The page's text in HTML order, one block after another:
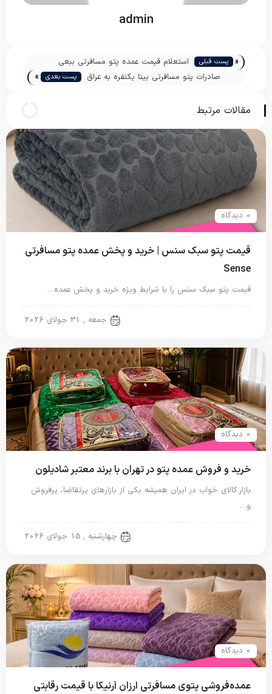
admin
« پست قبلی
استعلام قیمت عمده پتو مسافرتی ببعی
دونفره
صادرات پتو مسافرتی بیتا یکنفره به عراق پست بعدی »
مقالات مرتبط
0 دیدگاه
قیمت پتو سبک سنس | خرید و پخش عمده پتو مسافرتی
Sense
قیمت پتو سبک سنس را با شرایط ویژه خرید و پخش عمده…
جمعه , 31 جولای 2026
0 دیدگاه
خرید و فروش عمده پتو در تهران با برند معتبر شادیلون
بازار کالای خواب در ایران همیشه یکی از بازارهای پرتقاضا، پرفروش
و…
چهارشنبه , 15 جولای 2026
0 دیدگاه
عمده‌فروشی پتوی مسافرتی ارزان آرنیکا با قیمت رقابتی